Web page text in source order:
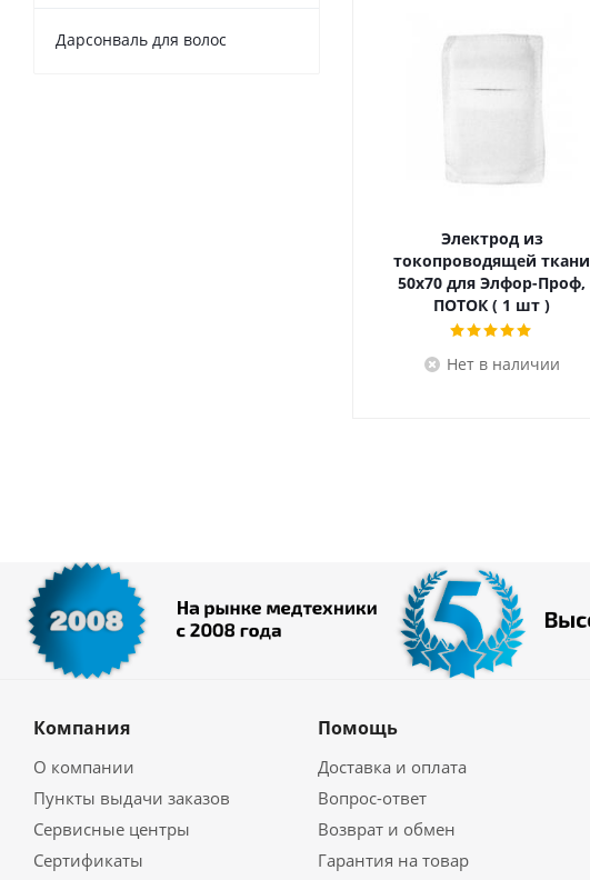
Электрод из
токопроводящей ткани
50x70 для Элфор-Проф,
ПОТОК ( 1 шт )
Нет в наличии
Дарсонваль для волос
Компания
О компании
Пункты выдачи заказов
Сервисные центры
Сертификаты
Помощь
Доставка и оплата
Вопрос-ответ
Возврат и обмен
Гарантия на товар